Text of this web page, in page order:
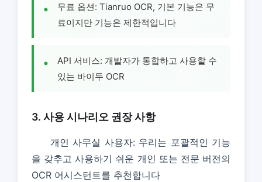
무료 옵션: Tianruo OCR, 기본 기능은 무
료이지만 기능은 제한적입니다
API 서비스: 개발자가 통합하고 사용할 수
있는 바이두 OCR
3. 사용 시나리오 권장 사항
개인 사무실 사용자: 우리는 포괄적인 기능
을 갖추고 사용하기 쉬운 개인 또는 전문 버전의
OCR 어시스턴트를 추천합니다